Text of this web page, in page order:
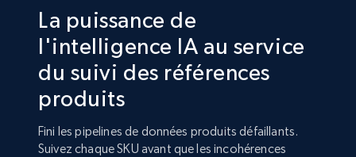
La puissance de
l'intelligence IA au service
du suivi des références
produits
Fini les pipelines de données produits défaillants.
Suivez chaque SKU avant que les incohérences